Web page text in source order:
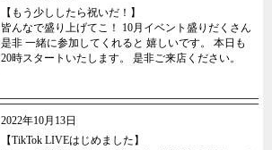
【もう少ししたら祝いだ！】
皆んなで盛り上げてこ！ 10月イベント盛りだくさん
是非 一緒に参加してくれると 嬉しいです。 本日も
20時スタートいたします。 是非ご来店ください。
2022年10月13日
【TikTok LIVEはじめました】